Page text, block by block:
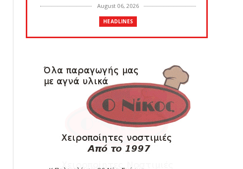
August 06, 2026
HEADLINES
Πανιώνια Εκπομπή: Eυχαριστούμε και...
HEADLINES
Θλίψη για τον χαμό του Γιώργου
Mαρσέλλου
August 04, 2026
SLIDE
Ξεκινά η ελεύθερη διάθεση των
εισιτηρίων διαρκείας του βόλεϊ...